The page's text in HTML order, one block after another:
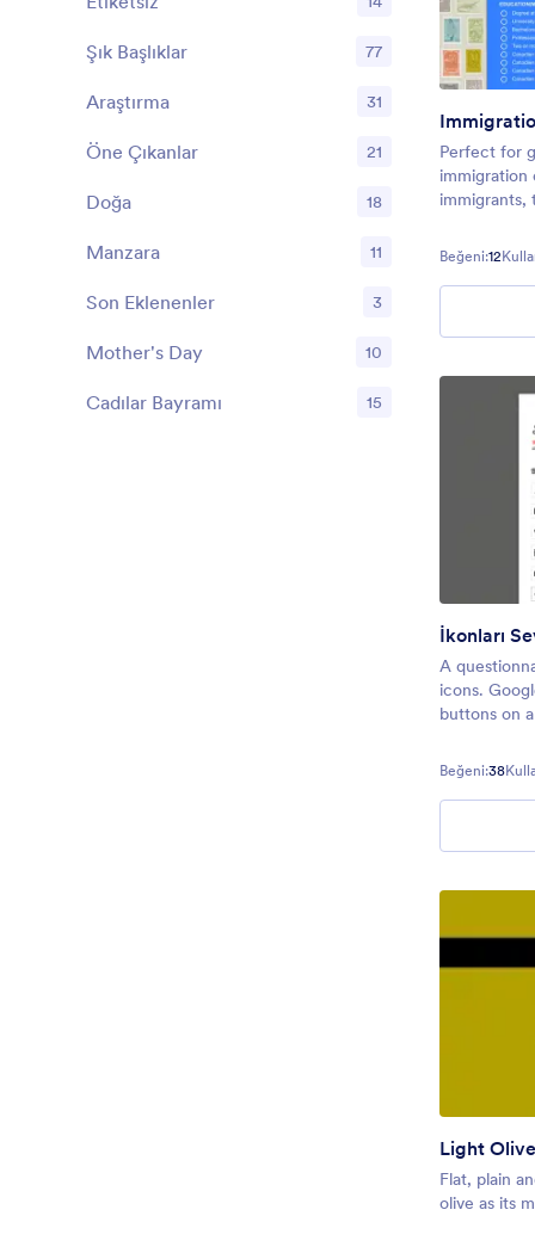
Perfect for
immigration
With
world,
of peopl
Beğeni:12
İkonları
A
icons.
buttons on
Beğeni:38
Light Olive
Flat, plain
olive as its
Şık Başlıklar 77
Araştırma 31
Öne Çıkanlar 21
Doğa 18
Manzara 11
Son Eklenenler 3
Mother's Day 10
Cadılar Bayramı 15